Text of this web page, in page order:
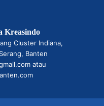
Kreasindo
Cluster Indiana,
Banten
atau